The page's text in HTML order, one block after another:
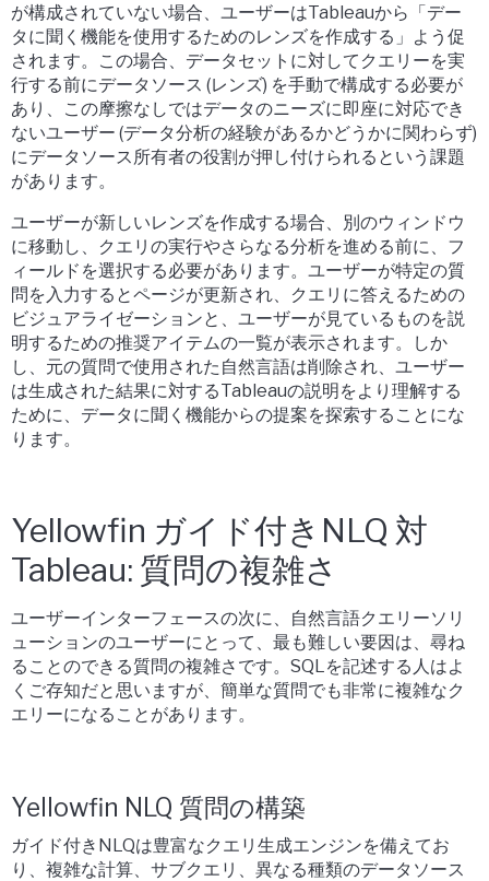
が構成されていない場合、ユーザーはTableauから「デー
タに聞く機能を使用するためのレンズを作成する」よう促
されます。この場合、データセットに対してクエリーを実
行する前にデータソース (レンズ) を手動で構成する必要が
あり、この摩擦なしではデータのニーズに即座に対応でき
ないユーザー (データ分析の経験があるかどうかに関わらず)
にデータソース所有者の役割が押し付けられるという課題
があります。
ユーザーが新しいレンズを作成する場合、別のウィンドウ
に移動し、クエリの実行やさらなる分析を進める前に、フ
ィールドを選択する必要があります。ユーザーが特定の質
問を入力するとページが更新され、クエリに答えるための
ビジュアライゼーションと、ユーザーが見ているものを説
明するための推奨アイテムの一覧が表示されます。しか
し、元の質問で使用された自然言語は削除され、ユーザー
は生成された結果に対するTableauの説明をより理解する
ために、データに聞く機能からの提案を探索することにな
ります。
Yellowfin ガイド付きNLQ 対
Tableau: 質問の複雑さ
ユーザーインターフェースの次に、自然言語クエリーソリ
ューションのユーザーにとって、最も難しい要因は、尋ね
ることのできる質問の複雑さです。SQLを記述する人はよ
くご存知だと思いますが、簡単な質問でも非常に複雑なク
エリーになることがあります。
Yellowfin NLQ 質問の構築
ガイド付きNLQは豊富なクエリ生成エンジンを備えてお
り、複雑な計算、サブクエリ、異なる種類のデータソース